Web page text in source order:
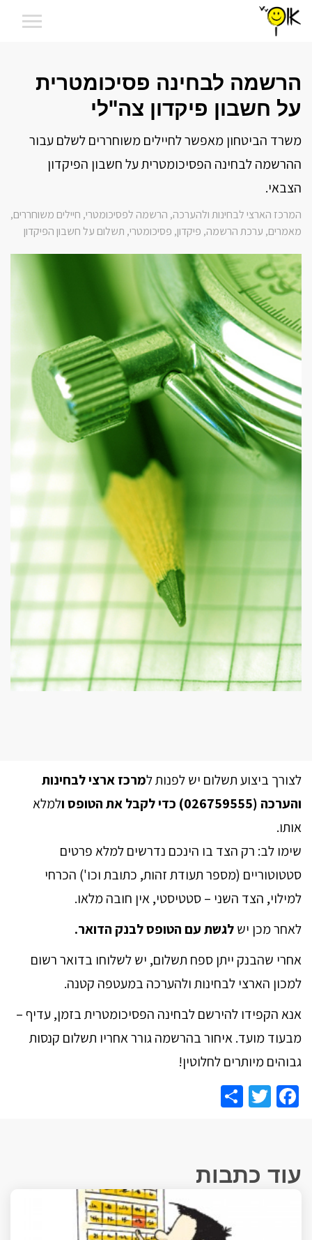
הרשמה לבחינה פסיכומטרית
על חשבון פיקדון צה"לי
משרד הביטחון מאפשר לחיילים משוחררים לשלם עבור
ההרשמה לבחינה הפסיכומטרית על חשבון הפיקדון
הצבאי.
המרכז הארצי לבחינות ולהערכה, הרשמה לפסיכומטרי, חיילים משוחררים,
מאמרים, ערכת הרשמה, פיקדון, פסיכומטרי, תשלום על חשבון הפיקדון
לצורך ביצוע תשלום יש לפנות למרכז ארצי לבחינות
והערכה (026759555) כדי לקבל את הטופס ו
למלא
אותו.
שימו לב: רק הצד בו הינכם נדרשים למלא פרטים
סטטוטוריים (מספר תעודת זהות, כתובת וכו') הכרחי
למילוי, הצד השני – סטטיסטי, אין חובה מלאו.
לאחר מכן ישלגשתעם הטופס לבנק הדואר.
אחרי שהבנק ייתן ספח תשלום, יש לשלוחו בדואר רשום
למכון הארצי לבחינות ולהערכה במעטפה קטנה.
אנא הקפידו להירשם לבחינה הפסיכומטרית בזמן, עדיף –
מבעוד מועד. איחור בהרשמה גורר אחריו תשלום קנסות
גבוהים מיותרים לחלוטין!
Facebook
Twitter
עוד כתבות